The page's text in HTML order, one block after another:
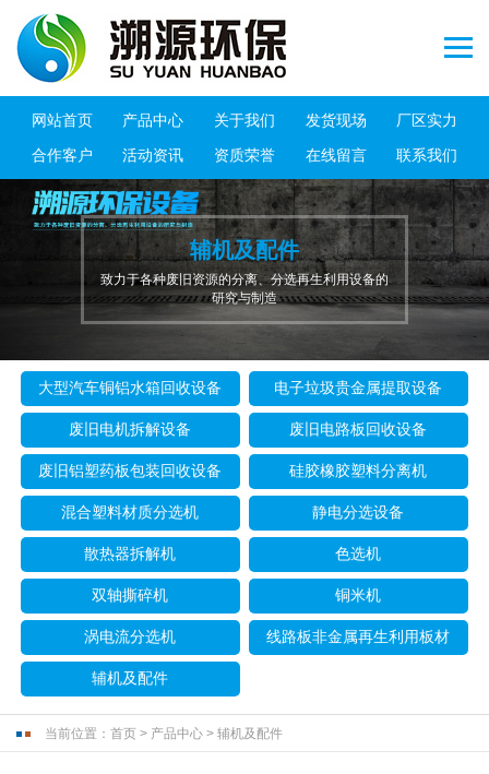
网站首页 产品中心 关于我们 发货现场
厂区实力
合作客户
活动资讯 资质荣誉 在线留言 联系我们
辅机及配件
致力于各种废旧资源的分离、分选再生利用设备的
研究与制造
大型汽车铜铝水箱回收设备 电子垃圾贵金属提取设备
废旧电机拆解设备 废旧电路板回收设备
废旧铝塑药板包装回收设备 硅胶橡胶塑料分离机
混合塑料材质分选机 静电分选设备
散热器拆解机 色选机
双轴撕碎机 铜米机
涡电流分选机 线路板非金属再生利用板材
辅机及配件
当前位置： 首页 > 产品中心 > 辅机及配件